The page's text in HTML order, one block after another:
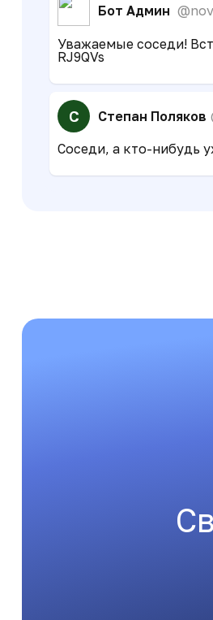
С Степан Поляков
Соседи, а кто-нибудь
Бот Админ
Уважаемые соседи!
RJ9QVs